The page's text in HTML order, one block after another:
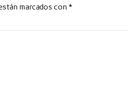
marcados con *